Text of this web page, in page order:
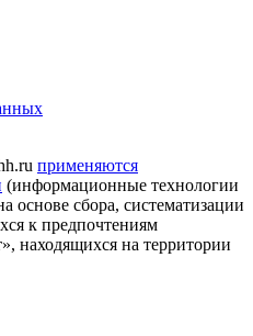
применяются
(информационные технологии
основе сбора, систематизации
к предпочтениям
находящихся на территории